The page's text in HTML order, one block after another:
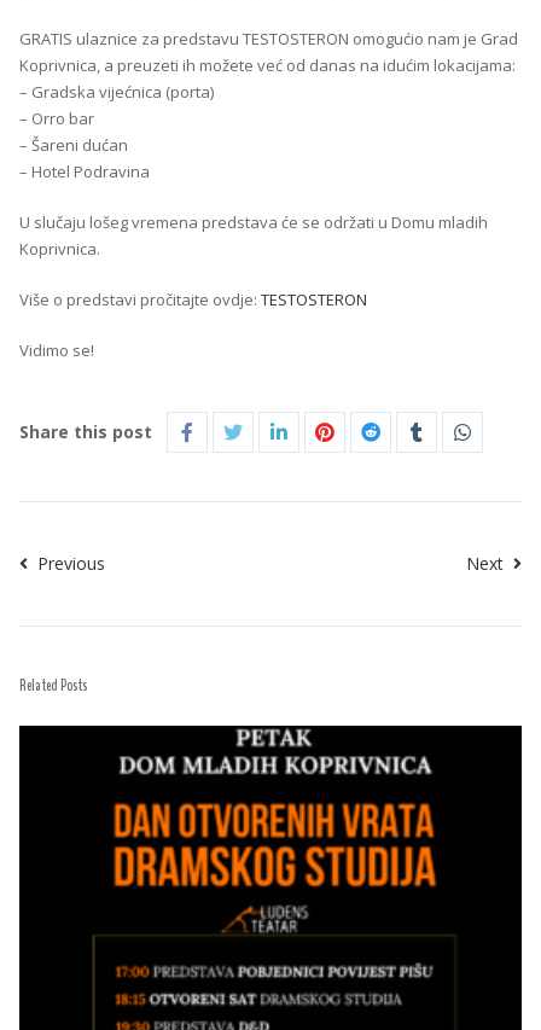
GRATIS ulaznice za predstavu TESTOSTERON omogućio nam je Grad
Koprivnica, a preuzeti ih možete već od danas na idućim lokacijama:
– Gradska vijećnica (porta)
– Orro bar
– Šareni dućan
– Hotel Podravina
U slučaju lošeg vremena predstava će se održati u Domu mladih
Koprivnica.
Više o predstavi pročitajte ovdje: TESTOSTERON
Vidimo se!
Share this post
Previous Next
Related Posts